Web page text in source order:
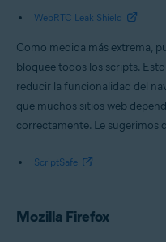
WebRTC Leak Shield
Como medida más extrema,
bloquee todos los scripts.
reducir la funcionalidad del
que muchos sitios web
correctamente. Le sugerimos
ScriptSafe
Mozilla Firefox